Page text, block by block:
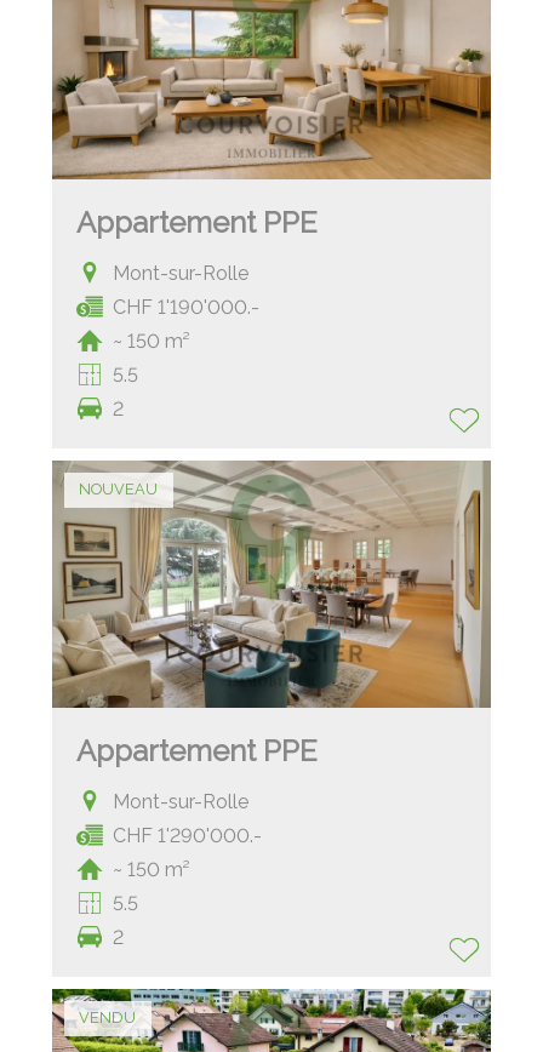
Appartement PPE
Mont-sur-Rolle
CHF 1'190'000.-
~ 150 m²
5.5
2
NOUVEAU
Appartement PPE
Mont-sur-Rolle
CHF 1'290'000.-
~ 150 m²
5.5
2
VENDU